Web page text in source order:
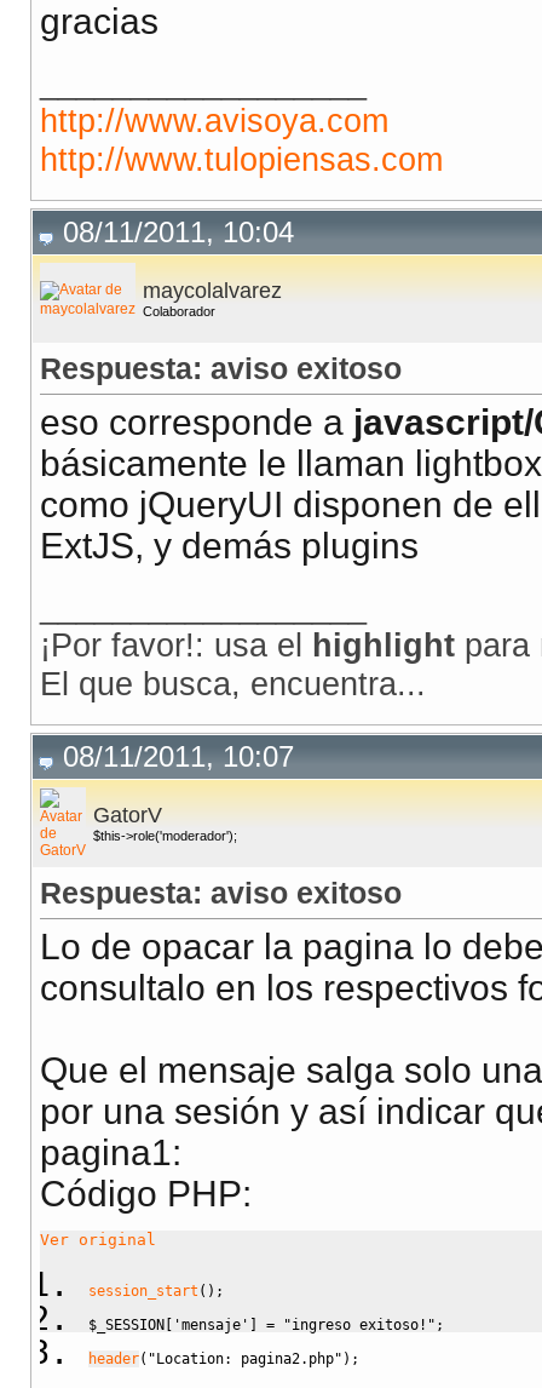
gracias
http://www.avisoya.com
http://www.tulopiensas.com
08/11/2011, 10:04
maycolalvarez
Colaborador
Respuesta: aviso exitoso
eso corresponde a javascript/
básicamente le llaman
como jQueryUI disponen de
ExtJS, y demás plugins
¡Por favor!: usa el highlight para
El que busca, encuentra...
08/11/2011, 10:07
GatorV
$this->role('moderador');
Respuesta: aviso exitoso
Lo de opacar la pagina lo
consultalo en los respectivos
Que el mensaje salga solo
por una sesión y así indicar
pagina1:
Código PHP:
Ver original
session_start ( ) ;
$_SESSION [ 'mensaje' ] = "ingreso exitoso!" ;
header( "Location: pagina2.php" ) ;